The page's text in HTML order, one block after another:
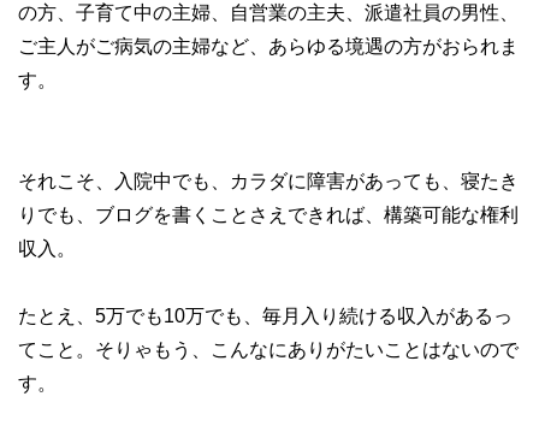
の方、子育て中の主婦、自営業の主夫、派遣社員の男性、
ご主人がご病気の主婦など、あらゆる境遇の方がおられま
す。
それこそ、入院中でも、カラダに障害があっても、寝たき
りでも、ブログを書くことさえできれば、構築可能な権利
収入。
たとえ、5万でも10万でも、毎月入り続ける収入があるっ
てこと。そりゃもう、こんなにありがたいことはないので
す。